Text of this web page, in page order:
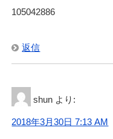
105042886
返信
shun より:
2018年3月30日 7:13 AM